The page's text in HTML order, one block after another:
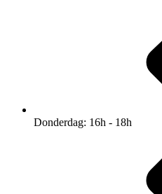
Donderdag: 16h - 18h